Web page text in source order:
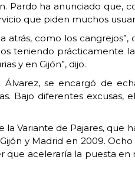
Pardo ha anunciado que,
que piden muchos
como los cangrejos”,
teniendo prácticamente
y en Gijón”, dijo.
se encargó de
Bajo diferentes excusas,
la Variante de Pajares, que
y Madrid en 2009.
aceleraría la puesta en